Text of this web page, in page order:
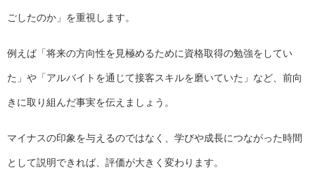
ごしたのか」を重視します。
例えば「将来の方向性を見極めるために資格取得の勉強をしてい
た」や「アルバイトを通じて接客スキルを磨いていた」など、前向
きに取り組んだ事実を伝えましょう。
マイナスの印象を与えるのではなく、学びや成長につながった時間
として説明できれば、評価が大きく変わります。